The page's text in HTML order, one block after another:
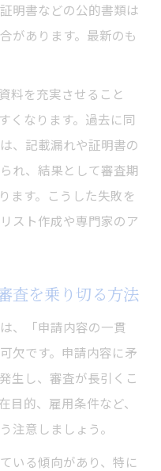
明書などの公的書類は
があります。最新のも
料を充実させること
くなります。過去に同
、記載漏れや証明書の
れ、結果として審査期
ます。こうした失敗を
スト作成や専門家のア
査を乗り切る方法
、「申請内容の一貫
欠です。申請内容に矛
生し、審査が長引くこ
目的、雇用条件など、
注意しましょう。
いる傾向があり、特に